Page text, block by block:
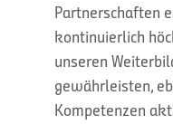
Partnerschaften
kontinuierlich
unseren
gewährleisten,
Kompetenzen